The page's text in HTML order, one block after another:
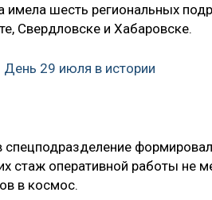
имела шесть региональных
Свердловске и Хабаровске.
День 29 июля в истории
спецподразделение
стаж оперативной работы не
в космос.